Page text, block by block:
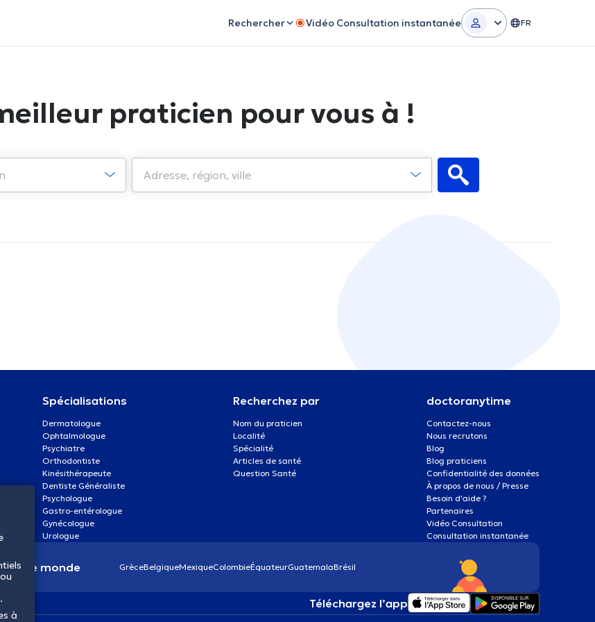
Rechercher Vidéo Consultation instantanée FR
praticien pour vous à !
Spécialisations
Dermatologue
Ophtalmologue
Psychiatre
Orthodontiste
Kinésithérapeute
Dentiste Généraliste
Psychologue
Gastro-entérologue
Gynécologue
Urologue
Recherchez par
Nom du praticien
Localité
Spécialité
Articles de santé
Question Santé
doctoranytime
Contactez-nous
Nous recrutons
Blog
Blog praticiens
Confidentialité des données
À propos de nous / Presse
Besoin d'aide ?
Partenaires
Vidéo Consultation
Consultation instantanée
le monde GrèceBelgiqueMexiqueColombieÉquateurGuatemalaBrésil
Téléchargez l’app
à